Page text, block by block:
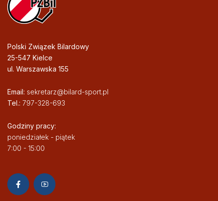
Polski Związek Bilardowy
25-547 Kielce
ul. Warszawska 155
Email: sekretarz@bilard-sport.pl
Tel.: 797-328-693
Godziny pracy:
poniedziałek - piątek
7:00 - 15:00